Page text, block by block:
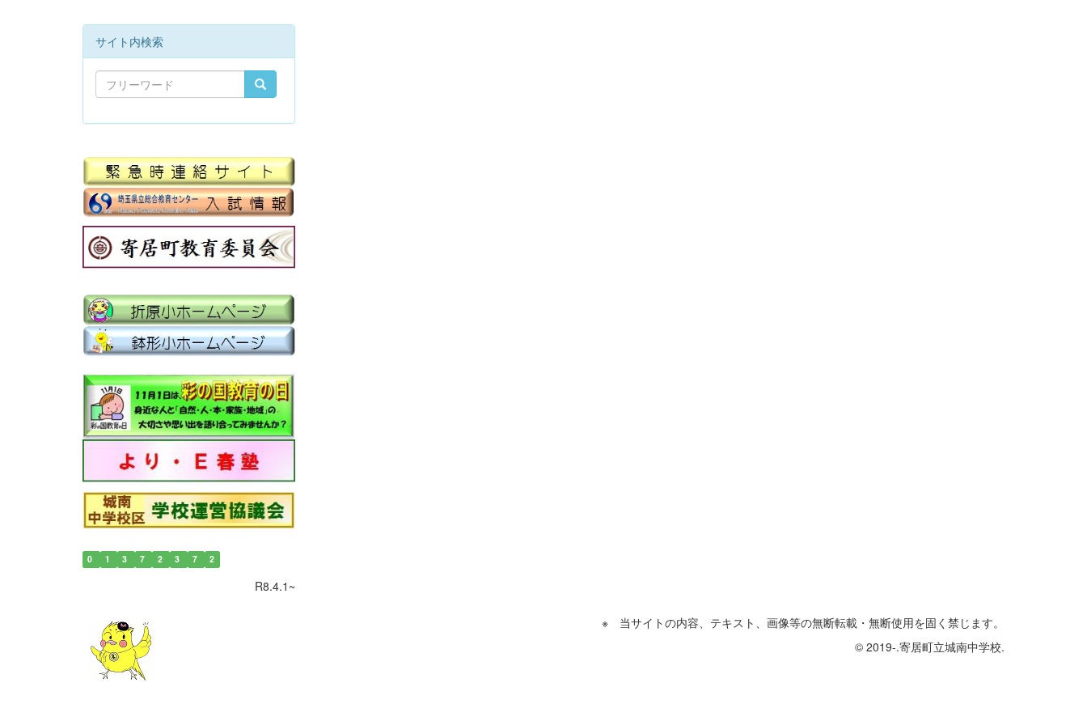
サイト内検索
0 1 3 7 2 3 7 2
R8.4.1~
※ 当サイトの内容、テキスト、画像等の無断転載・無断使用を固く禁じます。
© 2019-.寄居町立城南中学校.